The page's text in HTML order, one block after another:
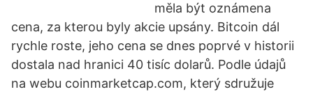
měla být oznámena
cena, za kterou byly akcie upsány. Bitcoin dál
rychle roste, jeho cena se dnes poprvé v historii
dostala nad hranici 40 tisíc dolarů. Podle údajů
na webu coinmarketcap.com, který sdružuje